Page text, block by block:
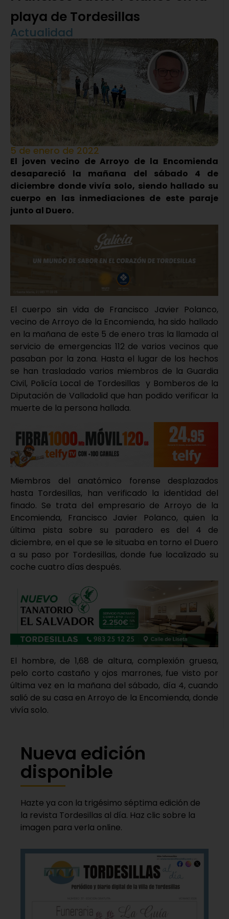
playa de Tordesillas
Actualidad
5 de enero de 2022
El joven vecino de Arroyo de la Encomienda
desapareció la mañana del sábado 4 de
diciembre donde vivía solo, siendo hallado su
cuerpo en las inmediaciones de este paraje
junto al Duero.
El cuerpo sin vida de Francisco Javier Polanco,
vecino de Arroyo de la Encomienda, ha sido hallado
en la mañana de este 5 de enero tras la llamada al
servicio de emergencias 112 de varios vecinos que
pasaban por la zona. Hasta el lugar de los hechos
se han trasladado varios miembros de la Guardia
Civil, Policía Local de Tordesillas y Bomberos de la
Diputación de Valladolid que han podido verificar la
muerte de la persona hallada.
Miembros del anatómico forense desplazados
hasta Tordesillas, han verificado la identidad del
finado. Se trata del empresario de Arroyo de la
Encomienda, Francisco Javier Polanco, quien la
última pista sobre su paradero es del 4 de
diciembre, en el que se le situaba en torno el Duero
a su paso por Tordesillas, donde fue localizado su
coche cuatro días después.
El hombre, de 1,68 de altura, complexión gruesa,
pelo corto castaño y ojos marrones, fue visto por
última vez en la mañana del sábado, día 4, cuando
salió de su casa en Arroyo de la Encomienda, donde
vivía solo.
Nueva edición
disponible
Hazte ya con la trigésimo séptima edición de
la revista Tordesillas al día. Haz clic sobre la
imagen para verla online.